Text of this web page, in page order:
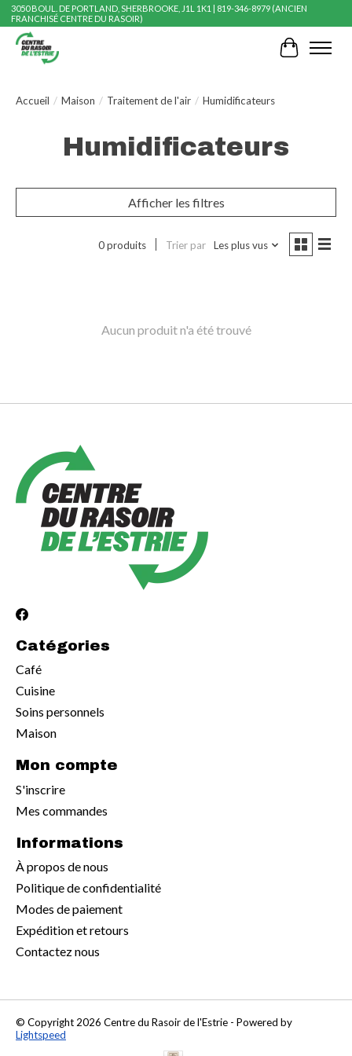
3050 BOUL. DE PORTLAND, SHERBROOKE, J1L 1K1 | 819-346-8979 (ANCIEN
FRANCHISÉ CENTRE DU RASOIR)
Panier
Accueil / Maison / Traitement de l'air / Humidificateurs
Humidificateurs
Afficher les filtres
0 produits Trier par Les plus vus
Aucun produit n'a été trouvé
Catégories
Café
Cuisine
Soins personnels
Maison
Mon compte
S'inscrire
Mes commandes
Informations
À propos de nous
Politique de confidentialité
Modes de paiement
Expédition et retours
Contactez nous
© Copyright 2026 Centre du Rasoir de l'Estrie - Powered by
Lightspeed